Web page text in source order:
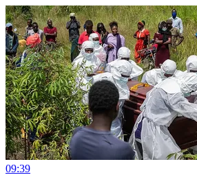
09:39